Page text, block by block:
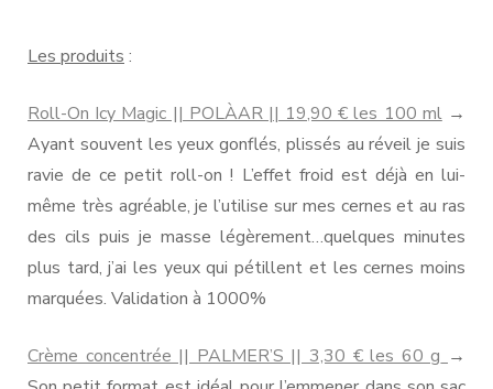
Les produits :
Roll-On Icy Magic || POLÀAR || 19,90 € les 100 ml→
Ayant souvent les yeux gonflés, plissés au réveil je suis
ravie de ce petit roll-on ! L’effet froid est déjà en lui-
même très agréable, je l’utilise sur mes cernes et au ras
des cils puis je masse légèrement…quelques minutes
plus tard, j’ai les yeux qui pétillent et les cernes moins
marquées. Validation à 1000%
Crème concentrée || PALMER’S || 3,30 € les 60 g →